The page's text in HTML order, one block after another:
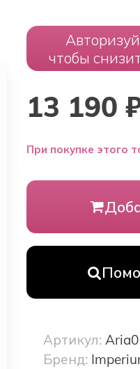
чтобы
13 190
При покупке этого
Артикул:
Бренд: